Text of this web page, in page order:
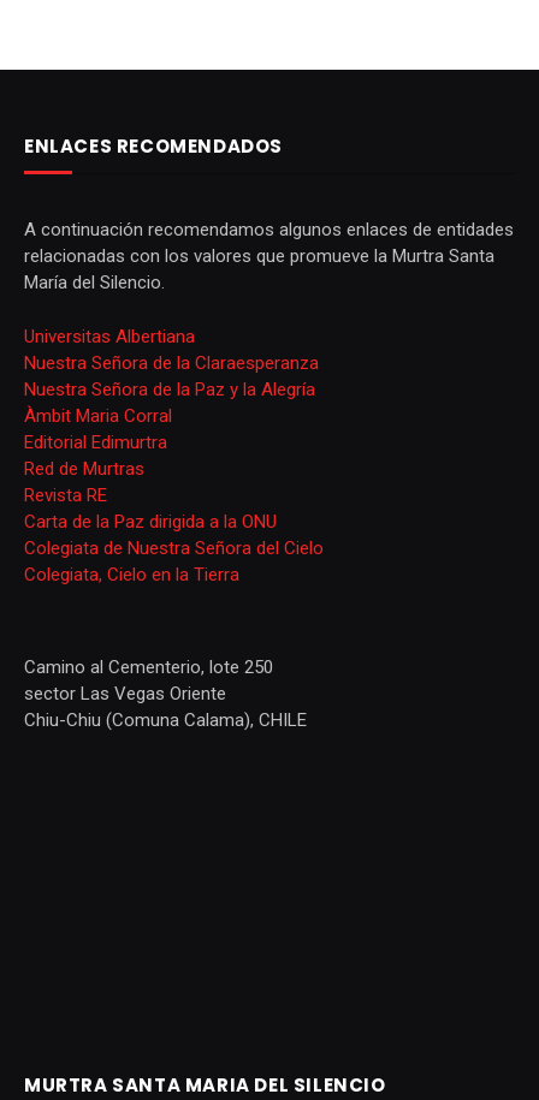
ENLACES RECOMENDADOS
A continuación recomendamos algunos enlaces de entidades
relacionadas con los valores que promueve la Murtra Santa
María del Silencio.
Universitas Albertiana
Nuestra Señora de la Claraesperanza
Nuestra Señora de la Paz y la Alegría
Àmbit Maria Corral
Editorial Edimurtra
Red de Murtras
Revista RE
Carta de la Paz dirigida a la ONU
Colegiata de Nuestra Señora del Cielo
Colegiata, Cielo en la Tierra
Camino al Cementerio, lote 250
sector Las Vegas Oriente
Chiu-Chiu (Comuna Calama), CHILE
MURTRA SANTA MARIA DEL SILENCIO